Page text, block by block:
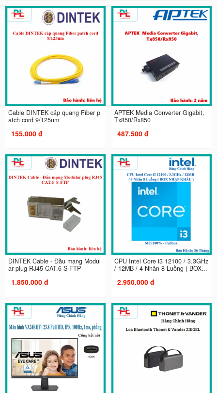
Cable DINTEK cáp quang Fiber p
atch cord 9/125um
155.000 đ
APTEK Media Converter Gigabit,
Tx850/Rx850
487.500 đ
DINTEK Cable - Đầu mạng Modul
ar plug RJ45 CAT.6 S-FTP
1.850.000 đ
CPU Intel Core i3 12100 / 3.3GHz
/ 12MB / 4 Nhân 8 Luồng ( BOX...
2.950.000 đ